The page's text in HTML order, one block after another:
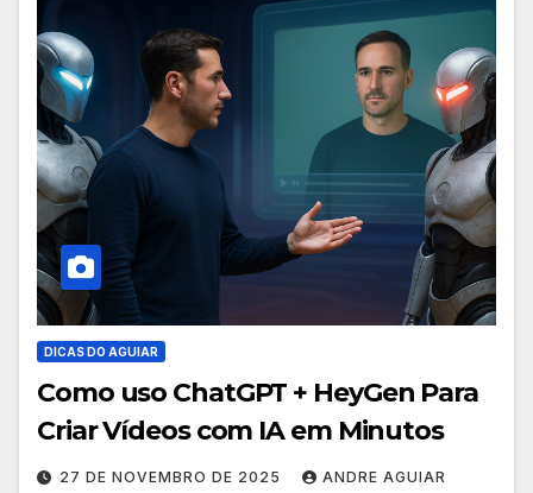
DICAS DO AGUIAR
Como uso ChatGPT + HeyGen Para
Criar Vídeos com IA em Minutos
27 DE NOVEMBRO DE 2025 ANDRE AGUIAR